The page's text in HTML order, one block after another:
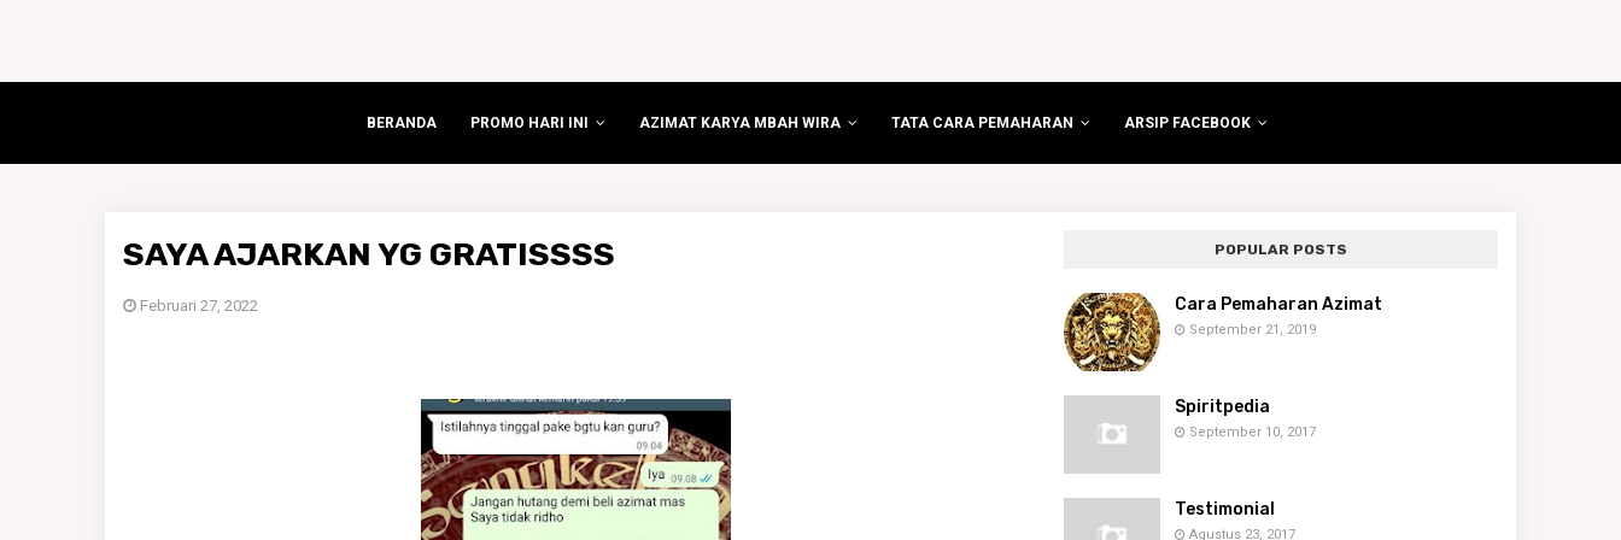
BERANDA PROMO HARI INI AZIMAT KARYA MBAH WIRA TATA CARA PEMAHARAN ARSIP FACEBOOK
SAYA AJARKAN YG GRATISSSS
Februari 27, 2022
POPULAR POSTS
Cara Pemaharan Azimat
September 21, 2019
Spiritpedia
September 10, 2017
Testimonial
Agustus 23, 2017